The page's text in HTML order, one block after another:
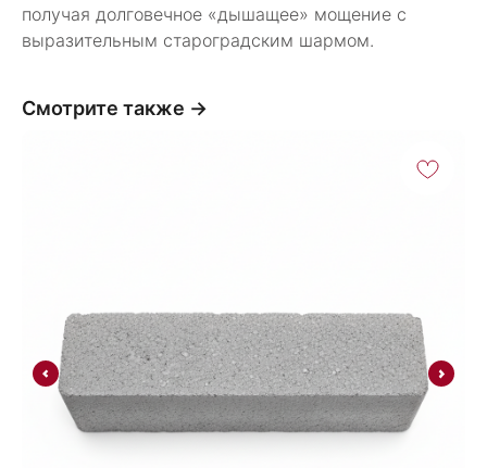
получая долговечное «дышащее» мощение с
выразительным староградским шармом.
Смотрите также →